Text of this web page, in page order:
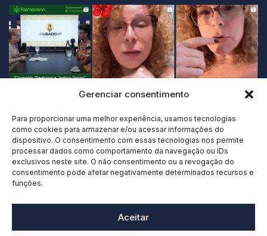
Gerenciar consentimento
Para proporcionar uma melhor experiência, usamos tecnologias
como cookies para armazenar e/ou acessar informações do
dispositivo. O consentimento com essas tecnologias nos permite
processar dados como comportamento da navegação ou IDs
exclusivos neste site. O não consentimento ou a revogação do
consentimento pode afetar negativamente determinados recursos e
funções.
Aceitar